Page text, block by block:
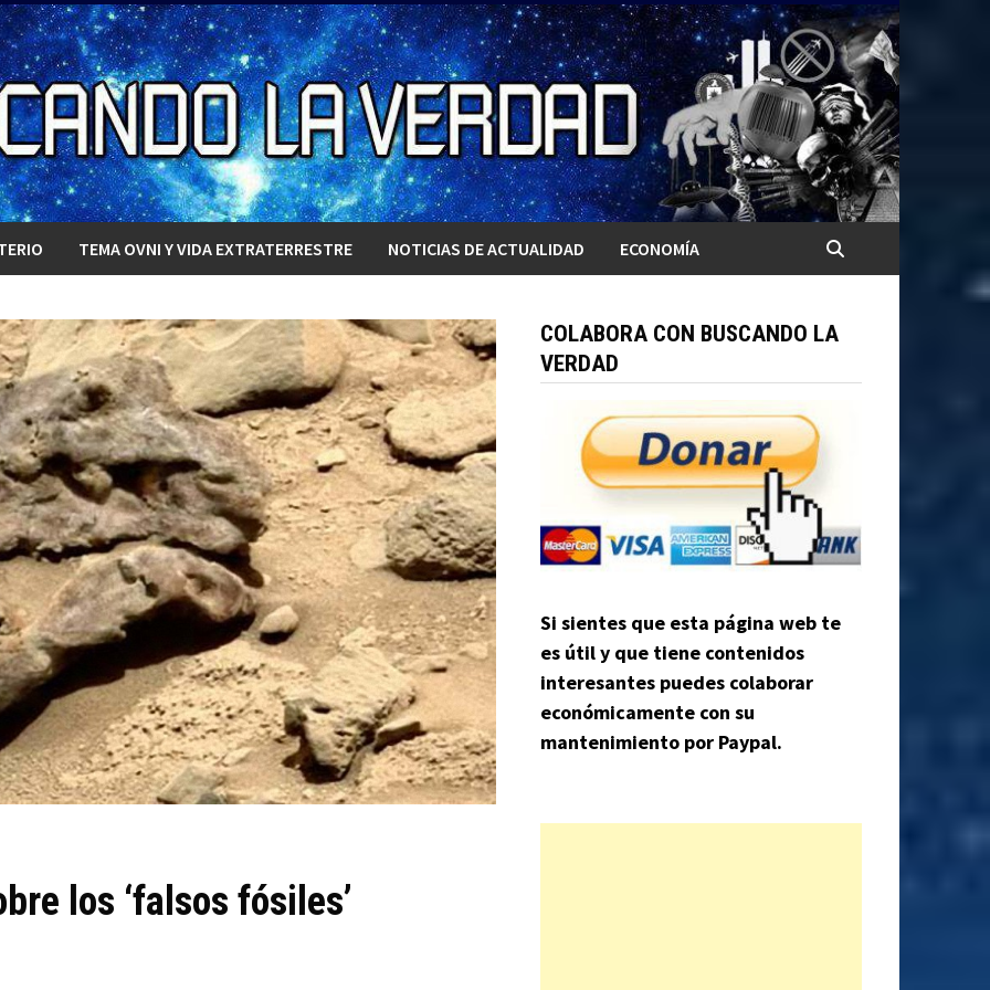
TEMA OVNI Y VIDA EXTRATERRESTRE NOTICIAS DE ACTUALIDAD ECONOMÍA
los ‘falsos fósiles’
COLABORA CON BUSCANDO LA
VERDAD
Si sientes que esta página web te
es útil y que tiene contenidos
interesantes puedes colaborar
económicamente con su
mantenimiento por Paypal.